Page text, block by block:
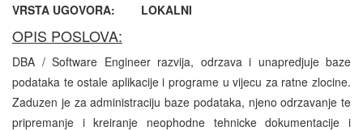
VRSTA UGOVORA: LOKALNI
OPIS POSLOVA:
DBA / Software Engineer razvija, odrzava i unapredjuje baze
podataka te ostale aplikacije i programe u vijecu za ratne zlocine.
Zaduzen je za administraciju baze podataka, njeno odrzavanje te
pripremanje i kreiranje neophodne tehnicke dokumentacije i